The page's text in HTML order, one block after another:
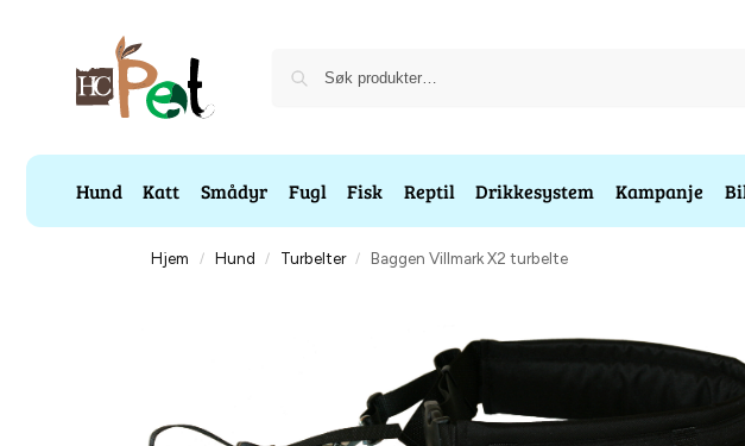
Hund Katt Smådyr Fugl Fisk Reptil Drikkesystem Kampanje
Hjem / Hund / Turbelter / Baggen Villmark X2 turbelte